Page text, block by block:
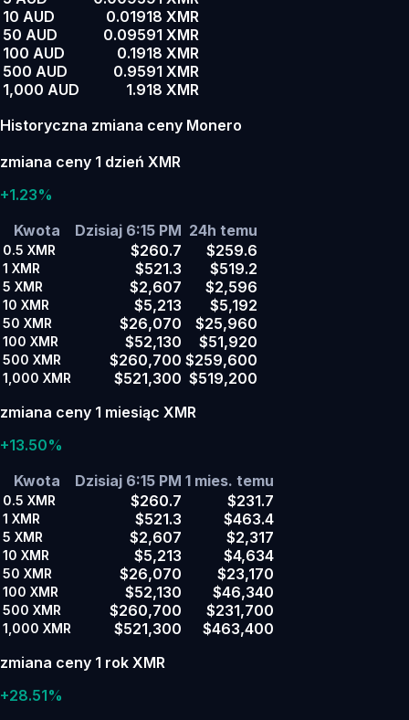
10 AUD
0.01918 XMR
50 AUD
0.09591 XMR
100 AUD
0.1918 XMR
500 AUD
0.9591 XMR
1,000 AUD
1.918 XMR
Historyczna zmiana ceny Monero
zmiana ceny 1 dzień XMR
+1.23%
Kwota
Dzisiaj 6:15 PM 24h temu
0.5 XMR $260.7 $259.6
1 XMR $521.3 $519.2
5 XMR $2,607 $2,596
10 XMR $5,213 $5,192
50 XMR $26,070 $25,960
100 XMR $52,130 $51,920
500 XMR $260,700 $259,600
1,000 XMR $521,300 $519,200
zmiana ceny 1 miesiąc XMR
+13.50%
Kwota
Dzisiaj 6:15 PM 1 mies. temu
0.5 XMR $260.7 $231.7
1 XMR $521.3 $463.4
5 XMR $2,607 $2,317
10 XMR $5,213 $4,634
50 XMR $26,070 $23,170
100 XMR $52,130 $46,340
500 XMR $260,700 $231,700
1,000 XMR $521,300
$463,400
zmiana ceny 1 rok XMR
+28.51%